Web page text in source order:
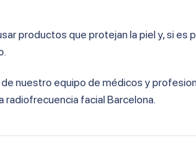
productos que protejan la piel y, si es
nuestro equipo de médicos y
facial Barcelona.